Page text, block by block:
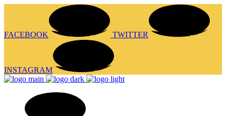
FACEBOOK TWITTER
INSTAGRAM